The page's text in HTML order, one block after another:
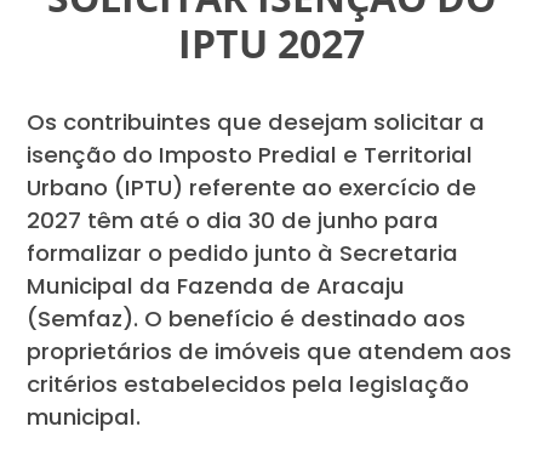
IPTU 2027
Os contribuintes que desejam solicitar a
isenção do Imposto Predial e Territorial
Urbano (IPTU) referente ao exercício de
2027 têm até o dia 30 de junho para
formalizar o pedido junto à Secretaria
Municipal da Fazenda de Aracaju
(Semfaz). O benefício é destinado aos
proprietários de imóveis que atendem aos
critérios estabelecidos pela legislação
municipal.